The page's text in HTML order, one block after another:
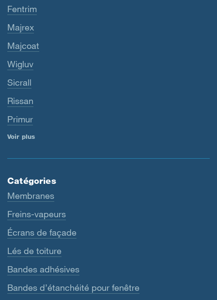
Fentrim
Majrex
Majcoat
Wigluv
Sicrall
Rissan
Primur
Voir plus
Catégories
Membranes
Freins-vapeurs
Écrans de façade
Lés de toiture
Bandes adhésives
Bandes d’étanchéité pour fenêtre